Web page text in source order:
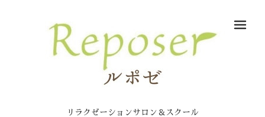
リラクゼーションサロン＆スクール